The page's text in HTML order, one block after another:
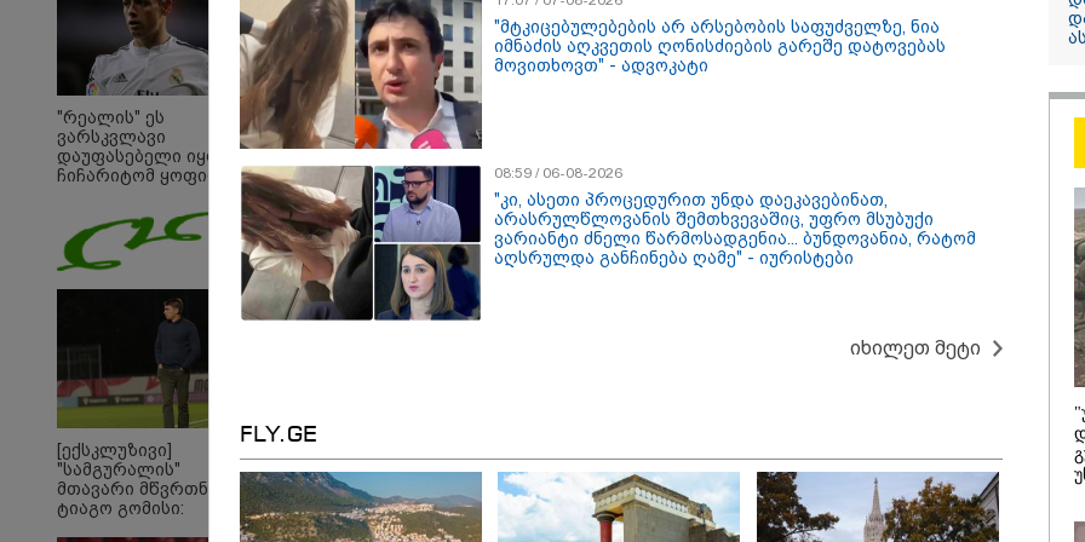
რას აცხადებს
დაკავშირებით?
"გიორგი ბარამიძემ
რაღაც არასწორად
ჩამოაყალიბა, მაგრამ
ნამდვილად არ ეკუთვნის
16:22 / 08-08-
"აი, ეს
ღალატი" -
ეხმაურება
აგვისტოს
"რეალის" ეს
ვარსკვლავი
დაუფასებელი იყო" -
ჩიჩარიტომ ყოფილ
ისაუბრა
[ექსკლუზივი]
"სამგურალის"
მთავარი მწვრთნელი
ტიაგო გომისი:
"მტკიცებულებების არ არსებობის საფუძველზე, ნია
იმნაძის აღკვეთის ღონისძიების გარეშე დატოვებას
მოვითხოვთ" - ადვოკატი
08:59 / 06-08-2026
"კი, ასეთი პროცედურით უნდა დაეკავებინათ,
არასრულწლოვანის შემთხვევაშიც, უფრო მსუბუქი
ვარიანტი ძნელი წარმოსადგენია... ბუნდოვანია, რატომ
აღსრულდა განჩინება ღამე" - იურისტები
იხილეთ მეტი
FLY.GE